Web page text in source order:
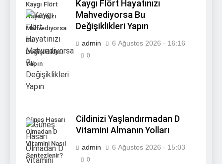
Kaygı Flört
Hayatınızı
Mahvediyorsa
Bu
Değişiklikleri
Yapın
Kaygı Flört Hayatınızı
Mahvediyorsa Bu
Değişiklikleri Yapın
admin 6 Ağustos 2026 - 16:16
0
Güneş Hasarı
Olmadan D
Vitamini Nasıl
Sentezlenir?
Cildinizi Yaşlandırmadan D
Vitamini Almanın Yolları
admin 6 Ağustos 2026 - 15:03
0